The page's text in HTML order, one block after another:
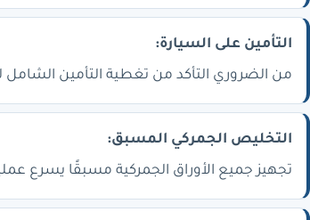
التأمين على السيارة:
من الضروري التأكد من تغطية التأمين الشامل
التخليص الجمركي المسبق:
تجهيز جميع الأوراق الجمركية مسبقًا يسرع